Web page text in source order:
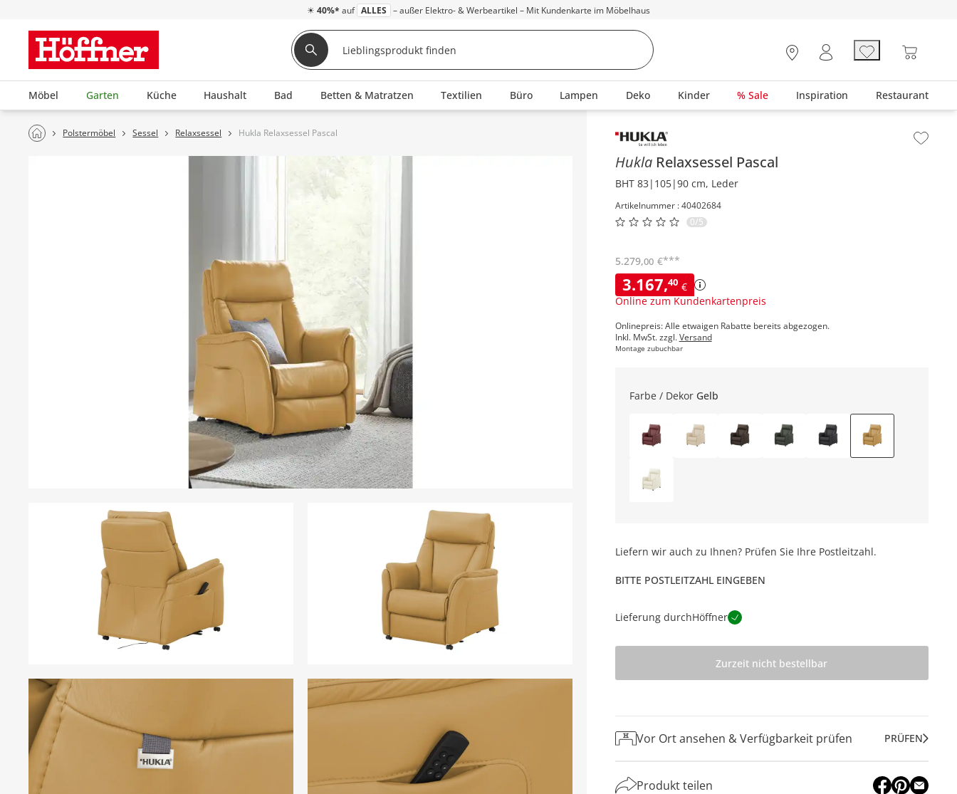
☀ 40%* auf ALLES – außer Elektro- & Werbeartikel – Mit Kundenkarte im Möbelhaus
Möbel Garten Küche Haushalt Bad Betten & Matratzen Textilien Büro Lampen Deko Kinder % Sale Inspiration Restaurant
Polstermöbel Sessel Relaxsessel Hukla Relaxsessel Pascal Inhalt der Seitenleiste überspringen - Zum Seitenende
Hukla Relaxsessel Pascal
BHT 83|105|90 cm, Leder
Artikelnummer : 40402684
0/5
3.167,40 €
Online zum Kundenkartenpreis
5.279,00 €***
Onlinepreis: Alle etwaigen Rabatte bereits abgezogen.
Inkl. MwSt. zzgl.Versand
Montage zubuchbar
Farbe / Dekor Gelb
Liefern wir auch zu Ihnen? Prüfen Sie Ihre Postleitzahl.
BITTE POSTLEITZAHL EINGEBEN
Lieferung durchHöffner
Zurzeit nicht bestellbar
Vor Ort ansehen & Verfügbarkeit prüfen PRÜFEN
Produkt teilen